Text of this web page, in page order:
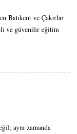
Batıkent ve Çakırlar
ve güvenilir eğitim
aynı zamanda